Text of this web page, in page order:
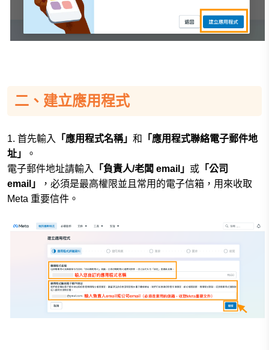
二、建立應用程式
1. 首先輸入 「應用程式名稱」 和
「應用程式聯絡電子郵件地
址」
。
電子郵件地址請輸入
「負責人/老闆 email」 或 「公司
email」
，必須是最高權限並且常用的電子信箱，用來收取
Meta 重要信件。